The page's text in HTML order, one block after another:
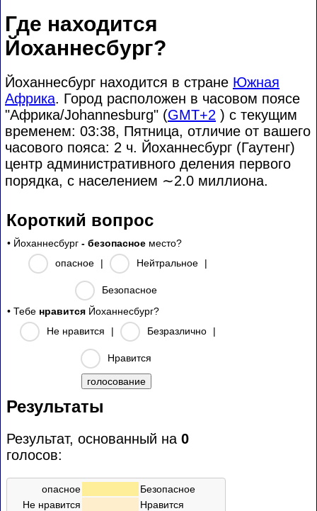
Где находится
Йоханнесбург?
Йоханнесбург находится в стране Южная
Африка. Город расположен в часовом поясе
"Африка/Johannesburg" (GMT+2 ) с текущим
временем: 03:38, Пятница, отличие от вашего
часового пояса: 2 ч. Йоханнесбург (Гаутенг)
центр административного деления первого
порядка, с населением ∼2.0 миллиона.
Короткий вопрос
• Йоханнесбург - безопасное место?
опасное
| Нейтральное |
Безопасное
• Тебе нравится Йоханнесбург?
Не нравится
| Безразлично |
Нравится
Результаты
Результат, основанный на 0
голосов:
опасное
Безопасное
Не нравится
Нравится